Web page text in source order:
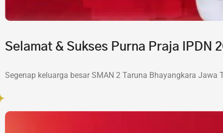
Selamat & Sukses Purna Praja IPDN
Segenap keluarga besar SMAN 2 Taruna Bhayangkara Jawa